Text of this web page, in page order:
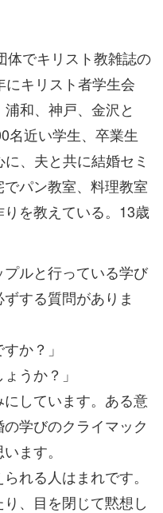
でキリスト教雑誌の
キリスト者学生会
浦和、神戸、金沢と
名近い学生、卒業生
、夫と共に結婚セミ
パン教室、料理教室
を教えている。13歳
ルと行っている学び
する質問がありま
か？」
うか？」
しています。ある意
学びのクライマック
ます。
れる人はまれです。
、目を閉じて黙想し